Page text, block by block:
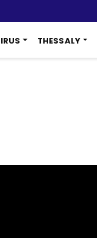
THESSALY